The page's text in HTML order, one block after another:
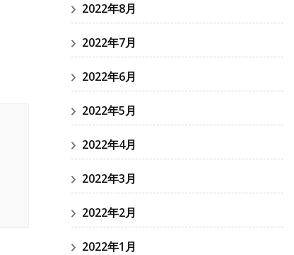
2022年8月
2022年7月
2022年6月
2022年5月
2022年4月
2022年3月
2022年2月
2022年1月